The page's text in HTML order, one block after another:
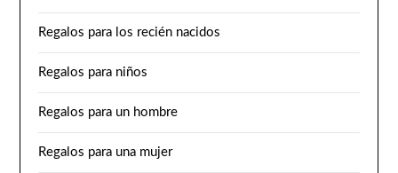
Regalos para los recién nacidos
Regalos para niños
Regalos para un hombre
Regalos para una mujer